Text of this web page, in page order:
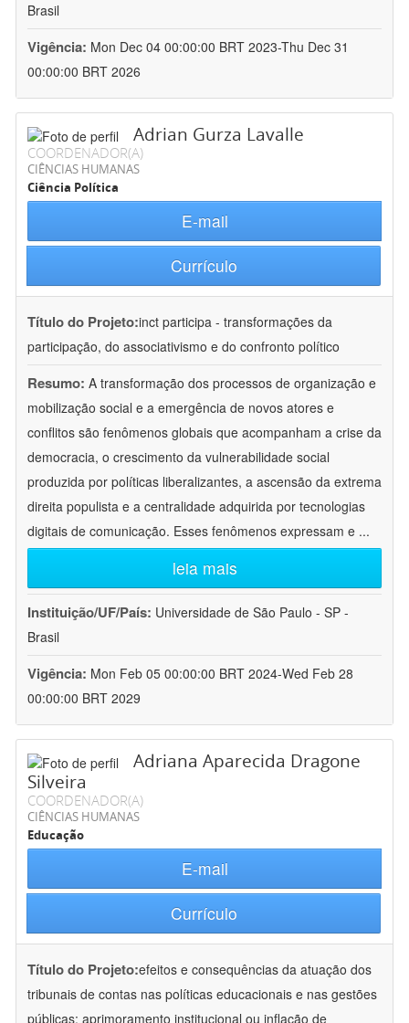
Brasil
Vigência: Mon Dec 04 00:00:00 BRT 2023-Thu Dec 31
00:00:00 BRT 2026
Adrian Gurza Lavalle
COORDENADOR(A)
CIÊNCIAS HUMANAS
Ciência Política
E-mail
Currículo
Título do Projeto:inct participa - transformações da
participação, do associativismo e do confronto político
Resumo: A transformação dos processos de organização e
mobilização social e a emergência de novos atores e
conflitos são fenômenos globais que acompanham a crise da
democracia, o crescimento da vulnerabilidade social
produzida por políticas liberalizantes, a ascensão da extrema
direita populista e a centralidade adquirida por tecnologias
digitais de comunicação. Esses fenômenos expressam e ...
leia mais
Instituição/UF/País: Universidade de São Paulo - SP -
Brasil
Vigência: Mon Feb 05 00:00:00 BRT 2024-Wed Feb 28
00:00:00 BRT 2029
Adriana Aparecida Dragone
Silveira
COORDENADOR(A)
CIÊNCIAS HUMANAS
Educação
E-mail
Currículo
Título do Projeto:efeitos e consequências da atuação dos
tribunais de contas nas políticas educacionais e nas gestões
públicas: aprimoramento institucional ou inflação de